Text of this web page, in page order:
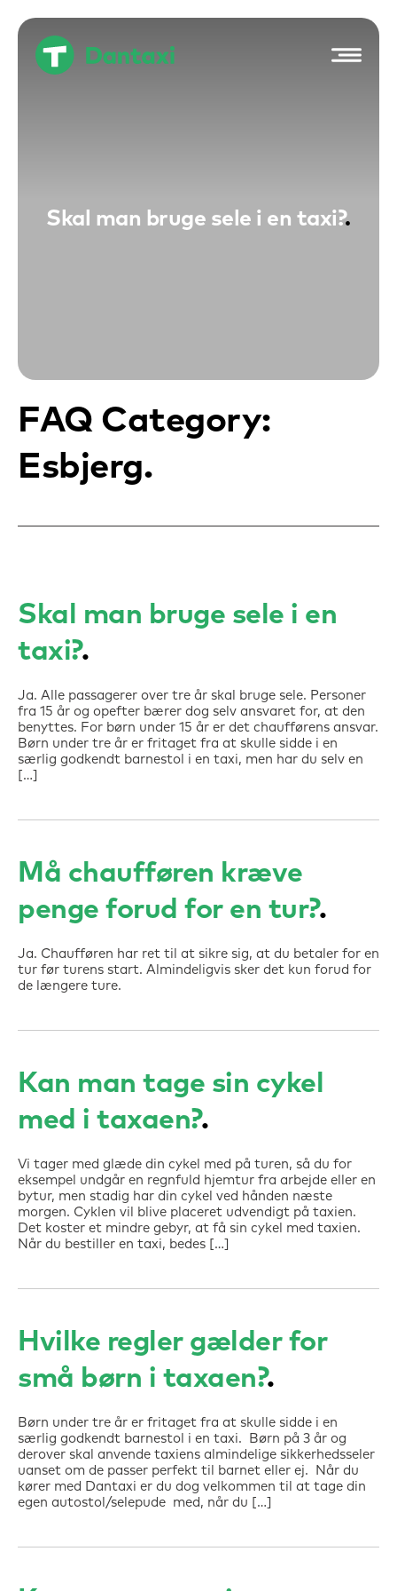
Hop
indholdet
Skal man bruge sele i en taxi?
FAQ Category:
Esbjerg
Skal man bruge sele i en
taxi?
Ja. Alle passagerer over tre år skal bruge sele. Personer
fra 15 år og opefter bærer dog selv ansvaret for, at den
benyttes. For børn under 15 år er det chaufførens ansvar.
Børn under tre år er fritaget fra at skulle sidde i en
særlig godkendt barnestol i en taxi, men har du selv en
[…]
Må chaufføren kræve
penge forud for en tur?
Ja. Chaufføren har ret til at sikre sig, at du betaler for en
tur før turens start. Almindeligvis sker det kun forud for
de længere ture.
Kan man tage sin cykel
med i taxaen?
Vi tager med glæde din cykel med på turen, så du for
eksempel undgår en regnfuld hjemtur fra arbejde eller en
bytur, men stadig har din cykel ved hånden næste
morgen. Cyklen vil blive placeret udvendigt på taxien.
Det koster et mindre gebyr, at få sin cykel med taxien.
Når du bestiller en taxi, bedes […]
Hvilke regler gælder for
små børn i taxaen?
Børn under tre år er fritaget fra at skulle sidde i en
særlig godkendt barnestol i en taxi. Børn på 3 år og
derover skal anvende taxiens almindelige sikkerhedsseler
uanset om de passer perfekt til barnet eller ej. Når du
kører med Dantaxi er du dog velkommen til at tage din
egen autostol/selepude med, når du […]